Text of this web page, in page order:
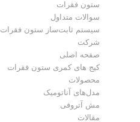
ستون فقرات
سوالات متداول
سیستم ثابت‌ساز ستون فقرات
شرکت
صفحه اصلی
کیج های کمری ستون فقرات
محصولات
مدل‌های آناتومیک
مش آتروفی
مقالات